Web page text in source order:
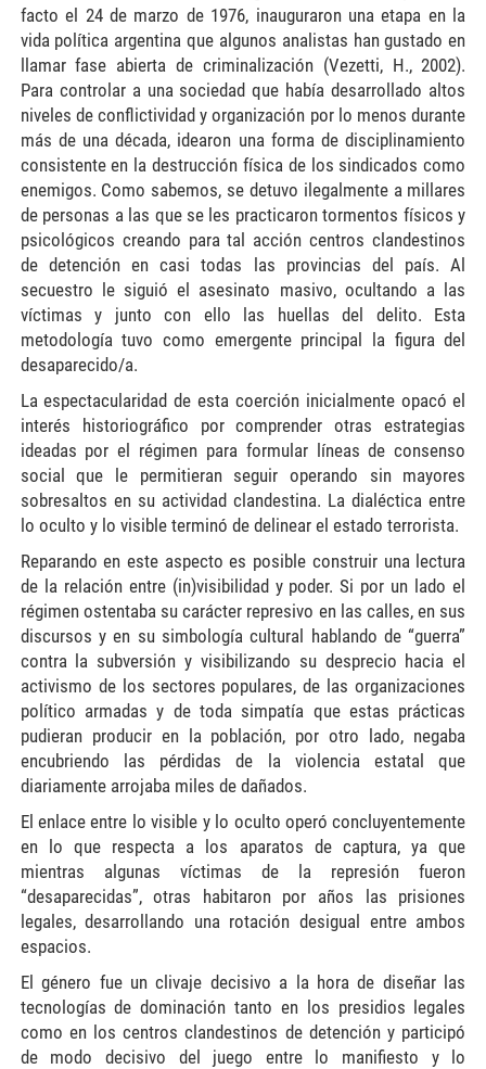
facto el 24 de marzo de 1976, inauguraron una etapa en la
vida política argentina que algunos analistas han gustado en
llamar fase abierta de criminalización (Vezetti, H., 2002).
Para controlar a una sociedad que había desarrollado altos
niveles de conflictividad y organización por lo menos durante
más de una década, idearon una forma de disciplinamiento
consistente en la destrucción física de los sindicados como
enemigos. Como sabemos, se detuvo ilegalmente a millares
de personas a las que se les practicaron tormentos físicos y
psicológicos creando para tal acción centros clandestinos
de detención en casi todas las provincias del país. Al
secuestro le siguió el asesinato masivo, ocultando a las
víctimas y junto con ello las huellas del delito. Esta
metodología tuvo como emergente principal la figura del
desaparecido/a.
La espectacularidad de esta coerción inicialmente opacó el
interés historiográfico por comprender otras estrategias
ideadas por el régimen para formular líneas de consenso
social que le permitieran seguir operando sin mayores
sobresaltos en su actividad clandestina. La dialéctica entre
lo oculto y lo visible terminó de delinear el estado terrorista.
Reparando en este aspecto es posible construir una lectura
de la relación entre (in)visibilidad y poder. Si por un lado el
régimen ostentaba su carácter represivo en las calles, en sus
discursos y en su simbología cultural hablando de “guerra”
contra la subversión y visibilizando su desprecio hacia el
activismo de los sectores populares, de las organizaciones
político armadas y de toda simpatía que estas prácticas
pudieran producir en la población, por otro lado, negaba
encubriendo las pérdidas de la violencia estatal que
diariamente arrojaba miles de dañados.
El enlace entre lo visible y lo oculto operó concluyentemente
en lo que respecta a los aparatos de captura, ya que
mientras algunas víctimas de la represión fueron
“desaparecidas”, otras habitaron por años las prisiones
legales, desarrollando una rotación desigual entre ambos
espacios.
El género fue un clivaje decisivo a la hora de diseñar las
tecnologías de dominación tanto en los presidios legales
como en los centros clandestinos de detención y participó
de modo decisivo del juego entre lo manifiesto y lo